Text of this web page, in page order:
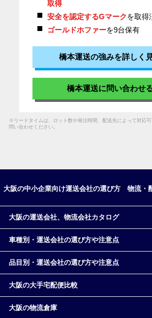
取得
安全を認定するGマーク を取得
ゴールドホファーを9台保有
橋本運送の強みを詳しく
橋本運送に問い合わせ
※リードタイムは、ロット数や発注時間、配送先によって対応
問い合わせください。
大阪の中小企業向け運送会社の選び方 物流・
大阪の運送会社、物流会社カタログ
車種別・運送会社の選び方や注意点
品目別・運送会社の選び方や注意点
大阪の大手宅配便比較
大阪の物流倉庫